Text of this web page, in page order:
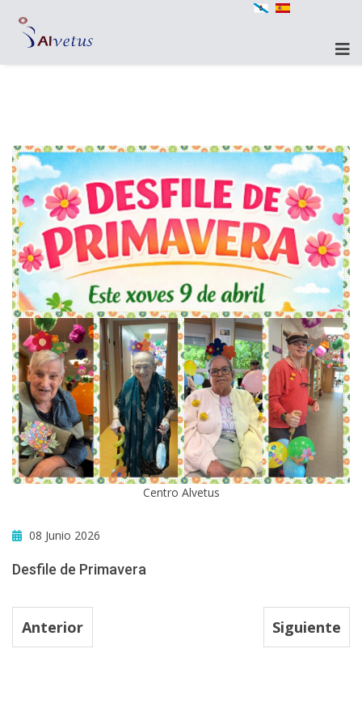
Centro Alvetus
08 Junio 2026
Desfile de Primavera
Anterior Siguiente